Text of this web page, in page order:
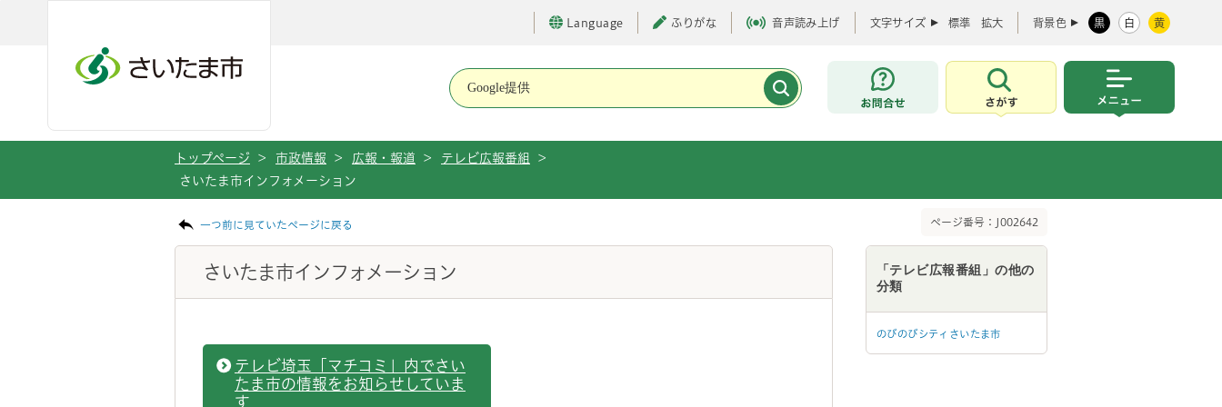
Language ふりがな 音声読み上げ 文字サイズ 標準 拡大 背景色 黒 白 黄
お問合せ
さがす
トップページ > 市政情報 > 広報・報道 > テレビ広報番組
>
さいたま市インフォメーション
一つ前に見ていたページに戻る ページ番号：J002642
さいたま市インフォメーション
テレビ埼玉「マチコミ」内でさい
たま市の情報をお知らせしていま
す
「テレビ広報番組」の他の
分類
のびのびシティさいたま市